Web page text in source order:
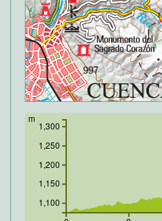
1,100
1,150
1,200
1,250
1,300
m